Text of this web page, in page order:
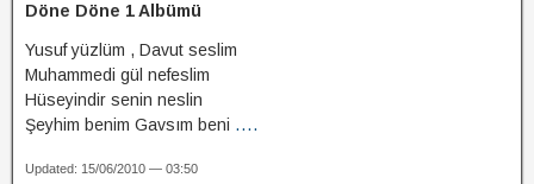
Döne Döne 1 Albümü
Yusuf yüzlüm , Davut seslim
Muhammedi gül nefeslim
Hüseyindir senin neslin
Şeyhim benim Gavsım beni ....
Updated: 15/06/2010 — 03:50